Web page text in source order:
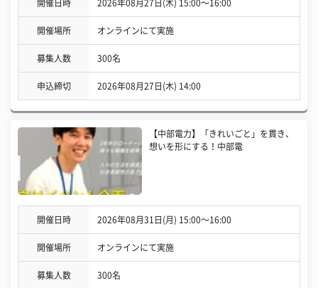
開催日時 2026年08月27日(木) 15:00〜16:00
開催場所 オンラインにて実施
募集人数 300名
申込締切 2026年08月27日(木) 14:00
【中部電力】「きれいごと」を貫き、
想いを形にする！中部電
開催日時 2026年08月31日(月) 15:00〜16:00
開催場所 オンラインにて実施
募集人数 300名